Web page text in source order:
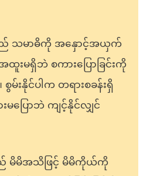
သည် သမာဓိကို အနှောင့်အယှက်
ထူးမရှိဘဲ စကားပြောခြင်းကို
မ်းနိုင်ပါက တရားစခန်းရှိ
ြောဘဲ ကျင့်နိုင်လျှင်
မိမိအသိဖြင့် မိမိကိုယ်ကို